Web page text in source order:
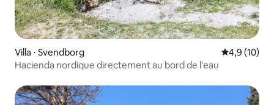
Villa ⋅ Svendborg Évaluation
4,9 (10)
Hacienda nordique directement au bord de l'eau